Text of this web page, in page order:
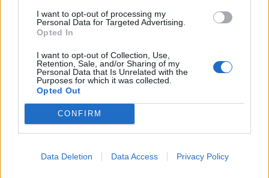
I want to opt-out of processing my
Personal Data for Targeted Advertising.
Opted In
I want to opt-out of Collection, Use,
Retention, Sale, and/or Sharing of my
Personal Data that Is Unrelated with the
Purposes for which it was collected.
Opted Out
CONFIRM
Data Deletion Data Access Privacy Policy